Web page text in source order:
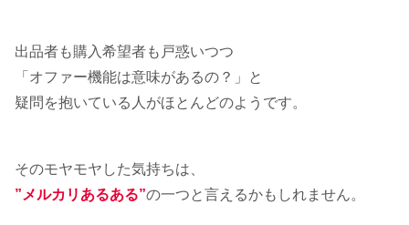
出品者も購入希望者も戸惑いつつ
「オファー機能は意味があるの？」と
疑問を抱いている人がほとんどのようです。
そのモヤモヤした気持ちは、
”メルカリあるある”の一つと言えるかもしれません。